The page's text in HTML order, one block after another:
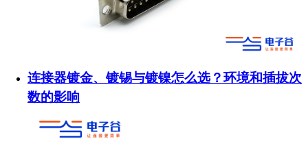
连接器镀金、镀锡与镀镍怎么选？环境和插拔次
数的影响